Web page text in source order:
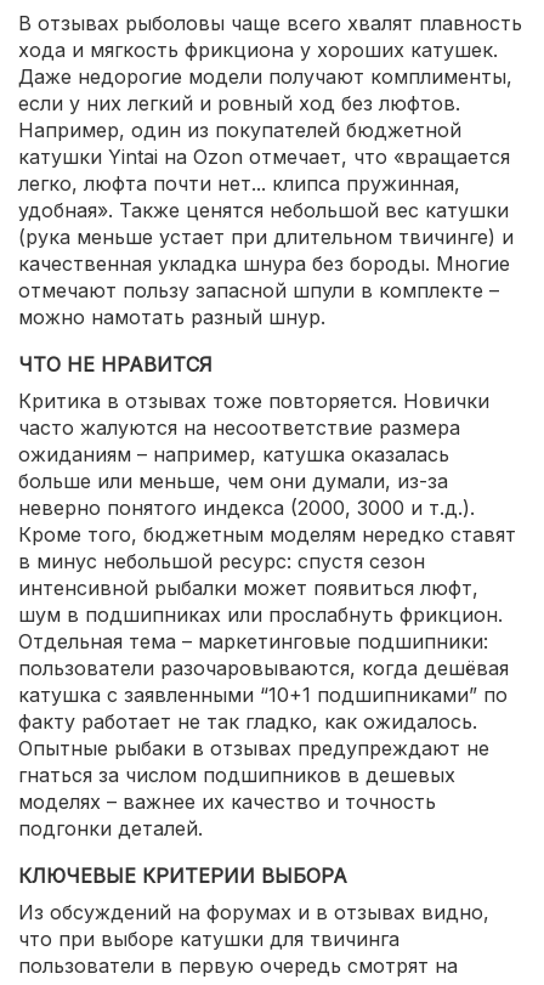
В отзывах рыболовы чаще всего хвалят плавность
хода и мягкость фрикциона у хороших катушек.
Даже недорогие модели получают комплименты,
если у них легкий и ровный ход без люфтов.
Например, один из покупателей бюджетной
катушки Yintai на Ozon отмечает, что «вращается
легко, люфта почти нет... клипса пружинная,
удобная». Также ценятся небольшой вес катушки
(рука меньше устает при длительном твичинге) и
качественная укладка шнура без бороды. Многие
отмечают пользу запасной шпули в комплекте –
можно намотать разный шнур.
ЧТО НЕ НРАВИТСЯ
Критика в отзывах тоже повторяется. Новички
часто жалуются на несоответствие размера
ожиданиям – например, катушка оказалась
больше или меньше, чем они думали, из-за
неверно понятого индекса (2000, 3000 и т.д.).
Кроме того, бюджетным моделям нередко ставят
в минус небольшой ресурс: спустя сезон
интенсивной рыбалки может появиться люфт,
шум в подшипниках или прослабнуть фрикцион.
Отдельная тема – маркетинговые подшипники:
пользователи разочаровываются, когда дешёвая
катушка с заявленными “10+1 подшипниками” по
факту работает не так гладко, как ожидалось.
Опытные рыбаки в отзывах предупреждают не
гнаться за числом подшипников в дешевых
моделях – важнее их качество и точность
подгонки деталей.
КЛЮЧЕВЫЕ КРИТЕРИИ ВЫБОРА
Из обсуждений на форумах и в отзывах видно,
что при выборе катушки для твичинга
пользователи в первую очередь смотрят на